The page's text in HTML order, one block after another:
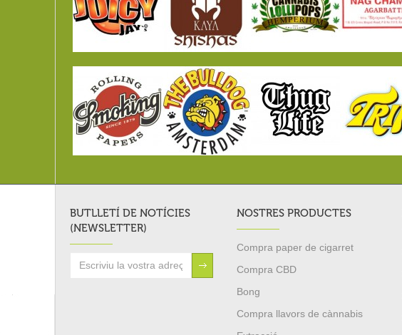
BUTLLETÍ DE NOTÍCIES
(NEWSLETTER)
NOSTRES PRODUCTES
Compra paper de cigarret
Compra CBD
Bong
Compra llavors de cànnabis